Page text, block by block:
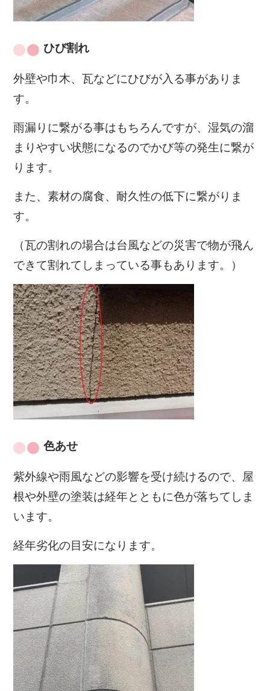
ひび割れ
外壁や巾木、瓦などにひびが入る事がありま
す。
雨漏りに繋がる事はもちろんですが、湿気の溜
まりやすい状態になるのでかび等の発生に繋が
ります。
また、素材の腐食、耐久性の低下に繋がりま
す。
（瓦の割れの場合は台風などの災害で物が飛ん
できて割れてしまっている事もあります。）
色あせ
紫外線や雨風などの影響を受け続けるので、屋
根や外壁の塗装は経年とともに色が落ちてしま
います。
経年劣化の目安になります。